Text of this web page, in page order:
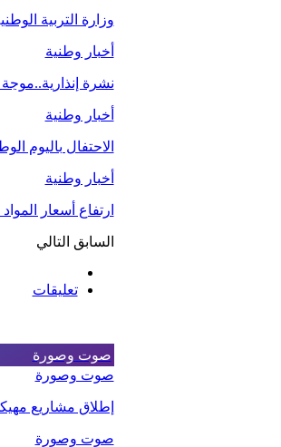
وزارة التربية
أخبار وطنية
نشرة
أخبار وطنية
الاحتفال باليوم
أخبار وطنية
ارتفاع أسعار
السابق التالي
تعليقات
صوت وصورة
صوت وصورة
إطلاق مشاريع
صوت وصورة